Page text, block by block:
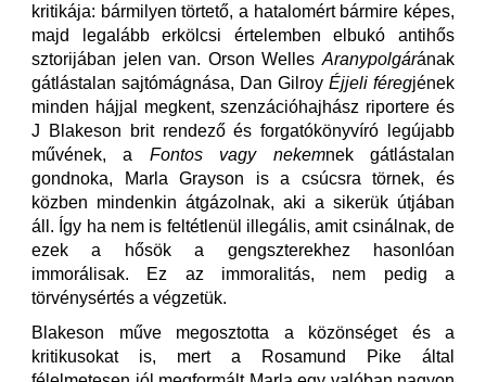
kritikája: bármilyen törtető, a hatalomért bármire képes,
majd legalább erkölcsi értelemben elbukó antihős
sztorijában jelen van. Orson Welles Aranypolgárának
gátlástalan sajtómágnása, Dan Gilroy Éjjeli féregjének
minden hájjal megkent, szenzációhajhász riportere és
J Blakeson brit rendező és forgatókönyvíró legújabb
művének, a Fontos vagy nekemnek gátlástalan
gondnoka, Marla Grayson is a csúcsra törnek, és
közben mindenkin átgázolnak, aki a sikerük útjában
áll. Így ha nem is feltétlenül illegális, amit csinálnak, de
ezek a hősök a gengszterekhez hasonlóan
immorálisak. Ez az immoralitás, nem pedig a
törvénysértés a végzetük.
Blakeson műve megosztotta a közönséget és a
kritikusokat is, mert a Rosamund Pike által